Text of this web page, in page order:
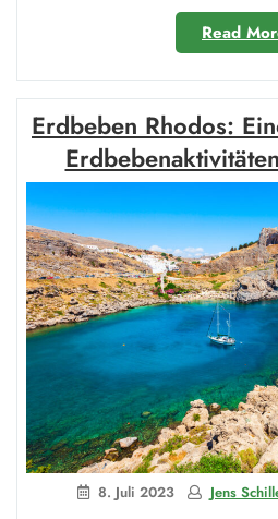
Read
Erdbeben Rhodos:
8. Juli 2023 Jens